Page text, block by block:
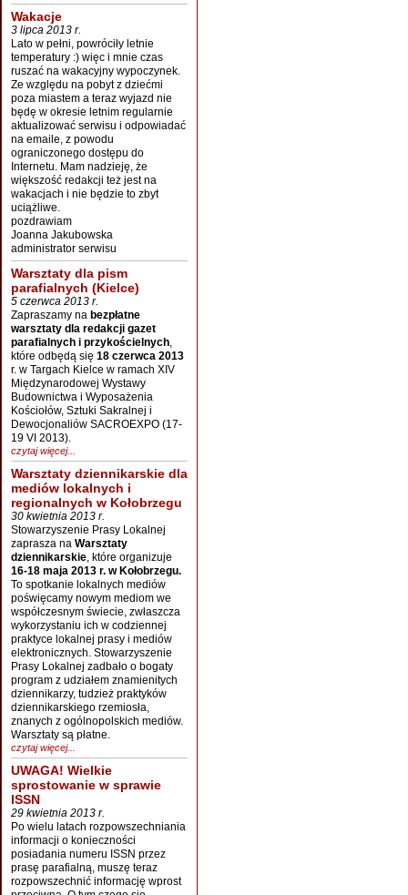
Wakacje
3 lipca 2013 r.
Lato w pełni, powróciły letnie
temperatury :) więc i mnie czas
ruszać na wakacyjny wypoczynek.
Ze względu na pobyt z dziećmi
poza miastem a teraz wyjazd nie
będę w okresie letnim regularnie
aktualizować serwisu i odpowiadać
na emaile, z powodu
ograniczonego dostępu do
Internetu. Mam nadzieję, że
większość redakcji też jest na
wakacjach i nie będzie to zbyt
uciążliwe.
pozdrawiam
Joanna Jakubowska
administrator serwisu
Warsztaty dla pism
parafialnych (Kielce)
5 czerwca 2013 r.
Zapraszamy na bezpłatne
warsztaty dla redakcji gazet
parafialnych i przykościelnych,
które odbędą się 18 czerwca 2013
r. w Targach Kielce w ramach XIV
Międzynarodowej Wystawy
Budownictwa i Wyposażenia
Kościołów, Sztuki Sakralnej i
Dewocjonaliów SACROEXPO (17-
19 VI 2013).
czytaj więcej...
Warsztaty dziennikarskie dla
mediów lokalnych i
regionalnych w Kołobrzegu
30 kwietnia 2013 r.
Stowarzyszenie Prasy Lokalnej
zaprasza na Warsztaty
dziennikarskie, które organizuje
16-18 maja 2013 r. w Kołobrzegu.
To spotkanie lokalnych mediów
poświęcamy nowym mediom we
współczesnym świecie, zwłaszcza
wykorzystaniu ich w codziennej
praktyce lokalnej prasy i mediów
elektronicznych. Stowarzyszenie
Prasy Lokalnej zadbało o bogaty
program z udziałem znamienitych
dziennikarzy, tudzież praktyków
dziennikarskiego rzemiosła,
znanych z ogólnopolskich mediów.
Warsztaty są płatne.
czytaj więcej...
UWAGA! Wielkie
sprostowanie w sprawie
ISSN
29 kwietnia 2013 r.
Po wielu latach rozpowszechniania
informacji o konieczności
posiadania numeru ISSN przez
prasę parafialną, muszę teraz
rozpowszechnić informację wprost